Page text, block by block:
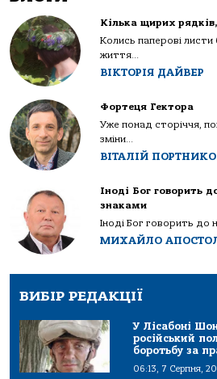
Кілька щирих
Колись паперові
життя...
ВІКТОРІЯ ДАЙВЕР
Фортеця Гектора
Уже понад сторіччя,
зміни...
ВІТАЛІЙ
Іноді Бог говорить
знаками
Іноді Бог говорить до
МИХАЙЛО
ВИБІР РЕДАКЦІЇ
У Лісабоні
російський
боротьбу за
06:13, 7 Серпня,